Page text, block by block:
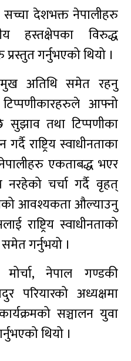
सच्चा देशभक्त नेपालीहरु
हस्तक्षेपका विरुद्ध
गर्नुभएको थियो ।
प्रमुख अतिथि समेत रहनु
आफ्नो
सुझाव तथा टिप्पणीका
राष्ट्रिय स्वाधीनताका
एकताबद्ध भएर
चर्चा गर्दै वृहत्
आवश्यकता औल्याउनु
राष्ट्रिय स्वाधीनताको
गर्नुभयो ।
नेपाल गण्डकी
परियारको अध्यक्षमा
सञ्चालन युवा
थियो ।